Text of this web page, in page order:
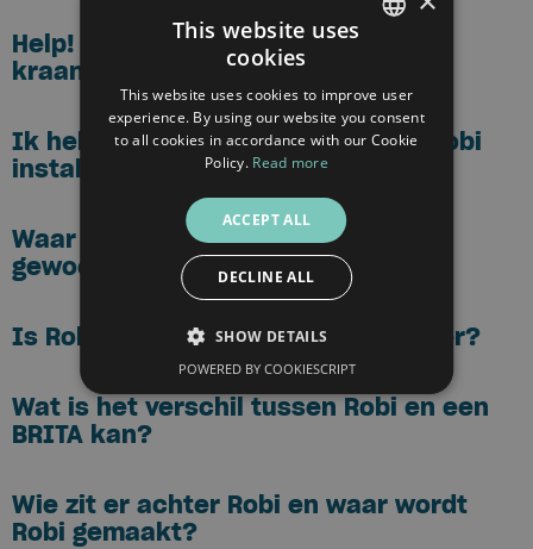
Help! Er komt troebel water uit mijn
kraan...
Ik heb een boiler. Kan ik dan een Robi
installeren?
Waar dient Robi voor? Je kan toch
gewoon kraanwater drinken?
Is Robi duurzamer dan flessenwater?
Wat is het verschil tussen Robi en een
BRITA kan?
Wie zit er achter Robi en waar wordt
Robi gemaakt?
FRENCH
ENGLISH
This website uses
cookies
This website uses cookies to improve user
experience. By using our website you consent
to all cookies in accordance with our Cookie
Policy. Read more
ACCEPT ALL
DECLINE ALL
SHOW DETAILS
POWERED BY COOKIESCRIPT